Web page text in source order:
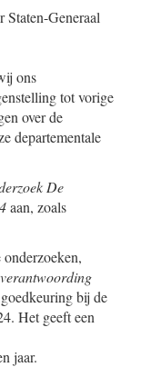
Generaal
ons
tot vorige
over de
departementale
De
aan, zoals
onderzoeken,
bij de
Het geeft een
jaar.